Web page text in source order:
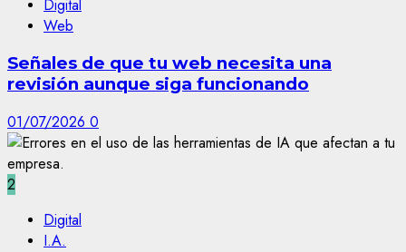
Digital
Web
Señales de que tu web necesita una
revisión aunque siga funcionando
01/07/2026 0
2
Digital
I.A.